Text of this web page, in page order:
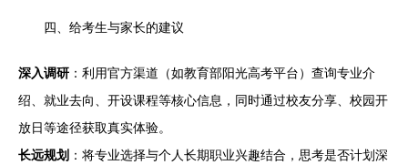
四、给考生与家长的建议
深入调研 ：利用官方渠道（如教育部阳光高考平台）查询专业介
绍、就业去向、开设课程等核心信息，同时通过校友分享、校园开
放日等途径获取真实体验。
长远规划 ：将专业选择与个人长期职业兴趣结合，思考是否计划深